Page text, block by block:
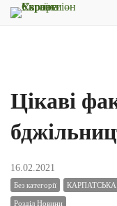
Цікаві
16.02.2021
Без категорії
Розділ Новини